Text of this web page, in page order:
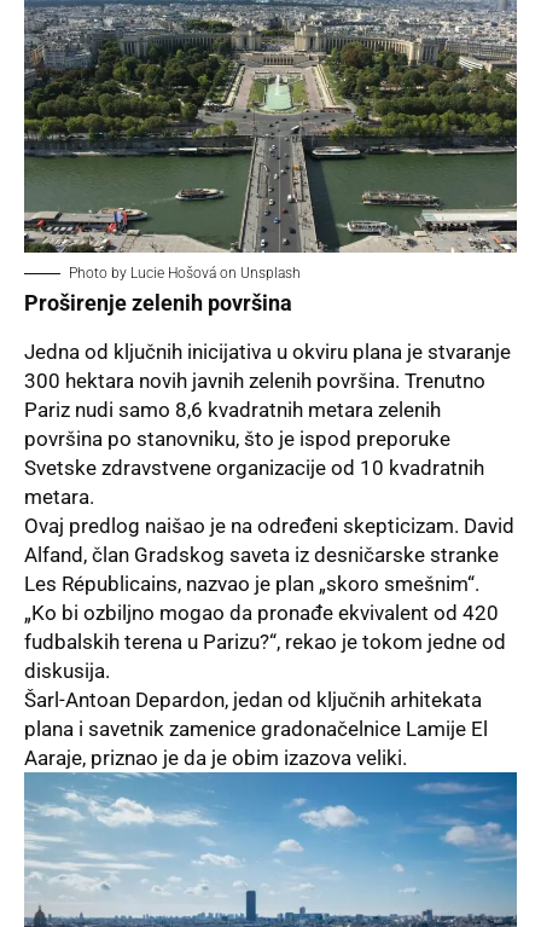
Photo by Lucie Hošová on Unsplash
Proširenje zelenih površina
Jedna od ključnih inicijativa u okviru plana je stvaranje
300 hektara novih javnih zelenih površina. Trenutno
Pariz nudi samo 8,6 kvadratnih metara zelenih
površina po stanovniku, što je ispod preporuke
Svetske zdravstvene organizacije od 10 kvadratnih
metara.
Ovaj predlog naišao je na određeni skepticizam. David
Alfand, član Gradskog saveta iz desničarske stranke
Les Républicains, nazvao je plan „skoro smešnim“.
„Ko bi ozbiljno mogao da pronađe ekvivalent od 420
fudbalskih terena u Parizu?“, rekao je tokom jedne od
diskusija.
Šarl-Antoan Depardon, jedan od ključnih arhitekata
plana i savetnik zamenice gradonačelnice Lamije El
Aaraje, priznao je da je obim izazova veliki.